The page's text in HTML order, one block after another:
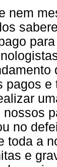
nem
pagos
no
toda a
e